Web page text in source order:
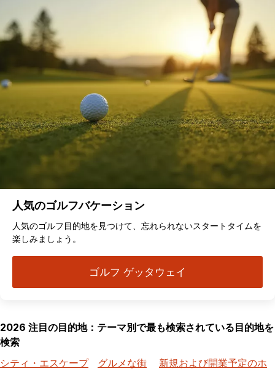
人気のゴルフバケーション
人気のゴルフ目的地を見つけて、忘れられないスタートタイムを
楽しみましょう。
ゴルフ ゲッタウェイ
2026 注目の目的地：テーマ別で最も検索されている目的地を
検索
シティ・エスケープ
グルメな街
新規および開業予定のホ